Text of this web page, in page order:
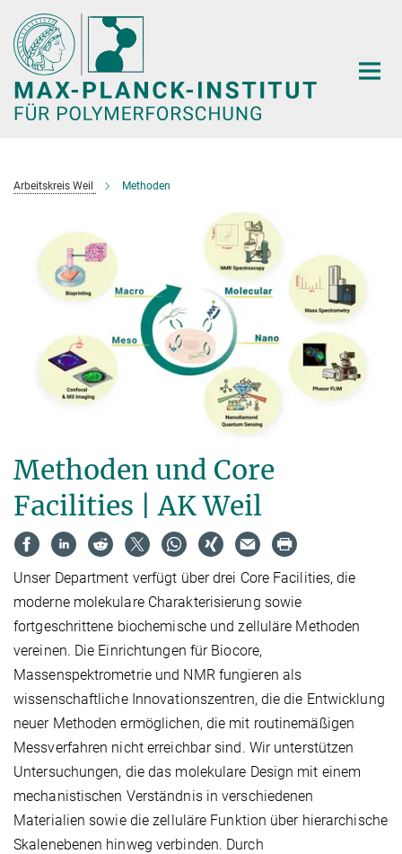
Hauptinhalt
Arbeitskreis Weil Methoden
Methoden und Core
Facilities | AK Weil
Unser Department verfügt über drei Core Facilities, die
moderne molekulare Charakterisierung sowie
fortgeschrittene biochemische und zelluläre Methoden
vereinen. Die Einrichtungen für Biocore,
Massenspektrometrie und NMR fungieren als
wissenschaftliche Innovationszentren, die die Entwicklung
neuer Methoden ermöglichen, die mit routinemäßigen
Messverfahren nicht erreichbar sind. Wir unterstützen
Untersuchungen, die das molekulare Design mit einem
mechanistischen Verständnis in verschiedenen
Materialien sowie die zelluläre Funktion über hierarchische
Skalenebenen hinweg verbinden. Durch